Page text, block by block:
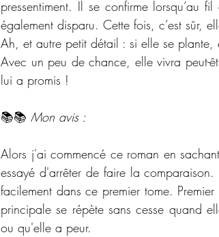
pressentiment. Il se confirme lorsqu’au
également disparu. Cette fois, c’est sûr,
Ah, et autre petit détail : si elle se
Avec un peu de chance, elle vivra peut-
lui a promis !
📚📚 Mon avis :
Alors j'ai commencé ce roman en
essayé d'arrêter de faire la
facilement dans ce premier tome.
principale se répète sans cesse quand
ou qu'elle a peur.